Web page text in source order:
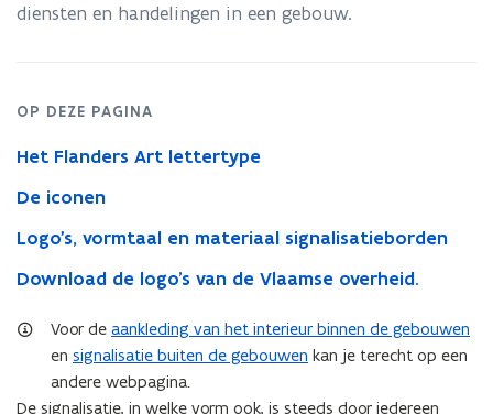
diensten en handelingen in een gebouw.
OP DEZE PAGINA
Het Flanders Art lettertype
De iconen
Logo's, vormtaal en materiaal signalisatieborden
Download de logo’s van de Vlaamse overheid.
Voor de aankleding van het interieur binnen de gebouwen
en signalisatie buiten de gebouwen kan je terecht op een
andere webpagina.
De signalisatie, in welke vorm ook, is steeds door iedereen